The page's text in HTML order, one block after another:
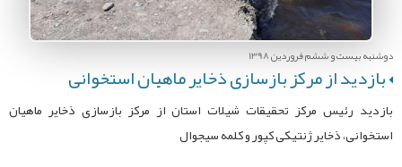
دوشنبه بیست و ششم فروردین 1398
بازدید از مرکز بازسازی ذخایر ماهیان استخوانی
بازدید رئیس مرکز تحقیقات شیلات استان از مرکز بازسازی ذخایر ماهیان
استخوانی، ذخایر ژنتیکی کپور و کلمه سیجوال